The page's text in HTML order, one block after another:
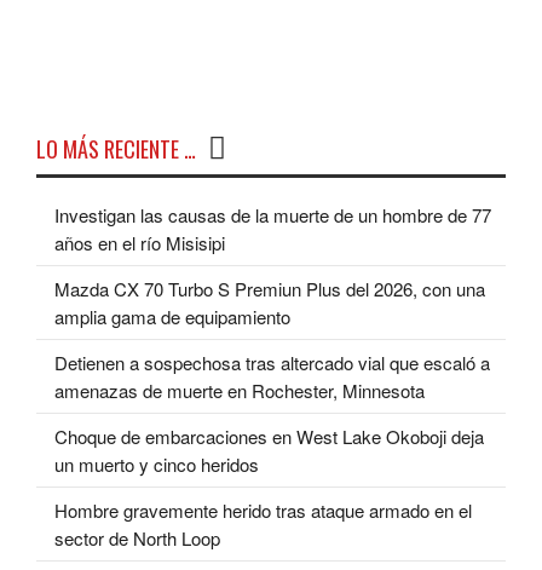
LO MÁS RECIENTE …
Investigan las causas de la muerte de un hombre de 77
años en el río Misisipi
Mazda CX 70 Turbo S Premiun Plus del 2026, con una
amplia gama de equipamiento
Detienen a sospechosa tras altercado vial que escaló a
amenazas de muerte en Rochester, Minnesota
Choque de embarcaciones en West Lake Okoboji deja
un muerto y cinco heridos
Hombre gravemente herido tras ataque armado en el
sector de North Loop